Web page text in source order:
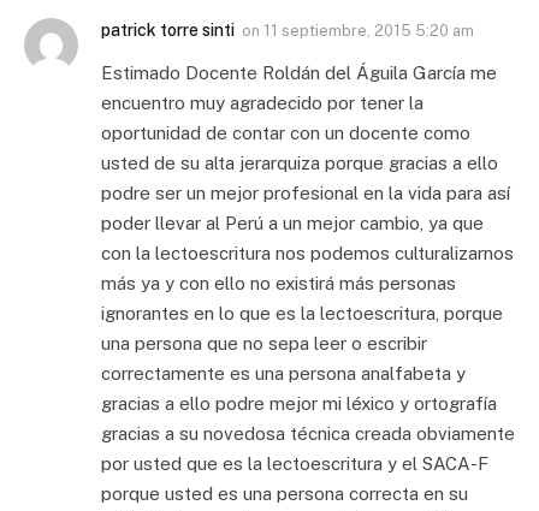
patrick torre sinti on 11 septiembre, 2015 5:20 am
Estimado Docente Roldán del Águila García me
encuentro muy agradecido por tener la
oportunidad de contar con un docente como
usted de su alta jerarquiza porque gracias a ello
podre ser un mejor profesional en la vida para así
poder llevar al Perú a un mejor cambio, ya que
con la lectoescritura nos podemos culturalizarnos
más ya y con ello no existirá más personas
ignorantes en lo que es la lectoescritura, porque
una persona que no sepa leer o escribir
correctamente es una persona analfabeta y
gracias a ello podre mejor mi léxico y ortografía
gracias a su novedosa técnica creada obviamente
por usted que es la lectoescritura y el SACA-F
porque usted es una persona correcta en su